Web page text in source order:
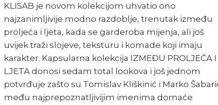
KLISAB je novom kolekcijom uhvatio ono
najzanimljivije modno razdoblje, trenutak između
proljeća i ljeta, kada se garderoba mijenja, ali još
uvijek traži slojeve, teksturu i komade koji imaju
karakter. Kapsularna kolekcija IZMEĐU PROLJEĆA I
LJETA donosi sedam total lookova i još jednom
potvrđuje zašto su Tomislav Kliškinić i Marko
među najprepoznatljivijim imenima domaće